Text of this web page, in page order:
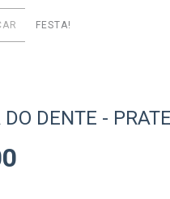
FESTA!
DENTE -